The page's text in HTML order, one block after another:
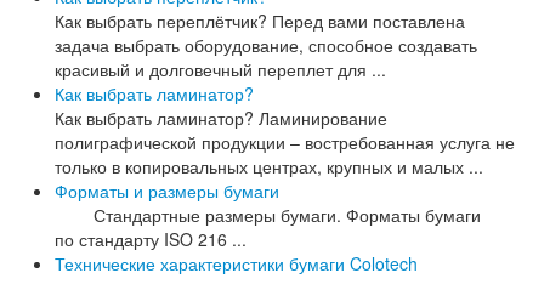
Как выбрать переплётчик? Перед вами поставлена
задача выбрать оборудование, способное создавать
красивый и долговечный переплет для ...
Как выбрать ламинатор?
Как выбрать ламинатор? Ламинирование
полиграфической продукции – востребованная услуга не
только в копировальных центрах, крупных и малых ...
Форматы и размеры бумаги
Стандартные размеры бумаги. Форматы бумаги
по стандарту ISO 216 ...
Технические характеристики бумаги Colotech